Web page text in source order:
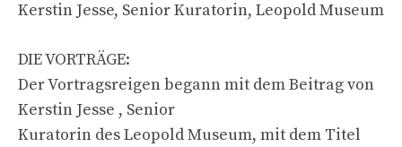
Kerstin Jesse, Senior Kuratorin, Leopold Museum
DIE VORTRÄGE:
Der Vortragsreigen begann mit dem Beitrag von
Kerstin Jesse , Senior
Kuratorin des Leopold Museum, mit dem Titel